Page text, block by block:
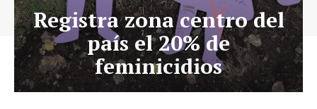
Registra zona centro del
país el 20% de
feminicidios